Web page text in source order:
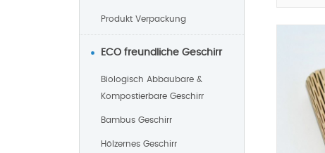
Produkt Verpackung
ECO freundliche Geschirr
Biologisch Abbaubare &
Kompostierbare Geschirr
Bambus Geschirr
Hölzernes Geschirr